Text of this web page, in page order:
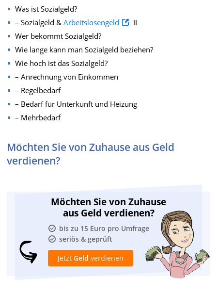
Was ist Sozialgeld?
– Sozialgeld & Arbeitslosengeld
II
Wer bekommt Sozialgeld?
Wie lange kann man Sozialgeld beziehen?
Wie hoch ist das Sozialgeld?
– Anrechnung von Einkommen
– Regelbedarf
– Bedarf für Unterkunft und Heizung
– Mehrbedarf
Möchten Sie von Zuhause aus Geld
verdienen?
Möchten Sie von Zuhause
aus Geld verdienen?
bis zu 15 Euro pro Umfrage
seriös & geprüft
Jetzt Geld verdienen